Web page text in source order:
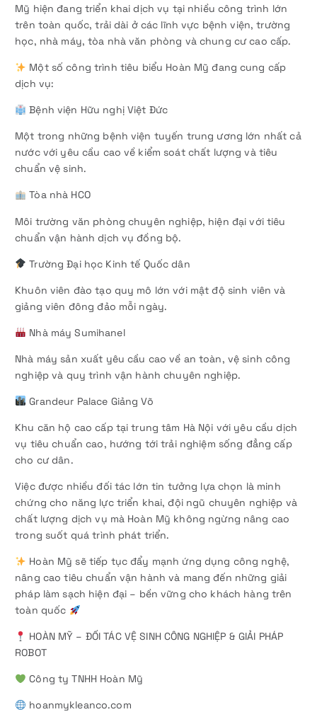
Mỹ hiện đang triển khai dịch vụ tại nhiều công trình lớn
trên toàn quốc, trải dài ở các lĩnh vực bệnh viện, trường
học, nhà máy, tòa nhà văn phòng và chung cư cao cấp.
Một số công trình tiêu biểu Hoàn Mỹ đang cung cấp
dịch vụ:
Bệnh viện Hữu nghị Việt Đức
Một trong những bệnh viện tuyến trung ương lớn nhất cả
nước với yêu cầu cao về kiểm soát chất lượng và tiêu
chuẩn vệ sinh.
Tòa nhà HCO
Môi trường văn phòng chuyên nghiệp, hiện đại với tiêu
chuẩn vận hành dịch vụ đồng bộ.
Trường Đại học Kinh tế Quốc dân
Khuôn viên đào tạo quy mô lớn với mật độ sinh viên và
giảng viên đông đảo mỗi ngày.
Nhà máy Sumihanel
Nhà máy sản xuất yêu cầu cao về an toàn, vệ sinh công
nghiệp và quy trình vận hành chuyên nghiệp.
Grandeur Palace Giảng Võ
Khu căn hộ cao cấp tại trung tâm Hà Nội với yêu cầu dịch
vụ tiêu chuẩn cao, hướng tới trải nghiệm sống đẳng cấp
cho cư dân.
Việc được nhiều đối tác lớn tin tưởng lựa chọn là minh
chứng cho năng lực triển khai, đội ngũ chuyên nghiệp và
chất lượng dịch vụ mà Hoàn Mỹ không ngừng nâng cao
trong suốt quá trình phát triển.
Hoàn Mỹ sẽ tiếp tục đẩy mạnh ứng dụng công nghệ,
nâng cao tiêu chuẩn vận hành và mang đến những giải
pháp làm sạch hiện đại – bền vững cho khách hàng trên
toàn quốc
HOÀN MỸ – ĐỐI TÁC VỆ SINH CÔNG NGHIỆP & GIẢI PHÁP
ROBOT
Công ty TNHH Hoàn Mỹ
hoanmykleanco.com